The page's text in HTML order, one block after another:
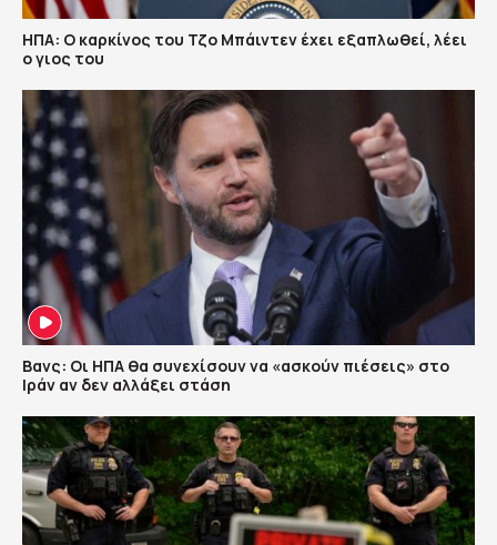
ΗΠΑ: Ο καρκίνος του Τζο Μπάιντεν έχει εξαπλωθεί, λέει
ο γιος του
Βανς: Οι ΗΠΑ θα συνεχίσουν να «ασκούν πιέσεις» στο
Ιράν αν δεν αλλάξει στάση